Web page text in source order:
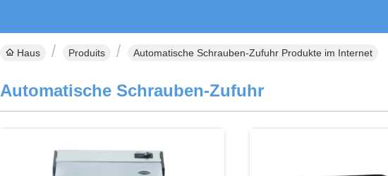
Haus Produits Automatische Schrauben-Zufuhr Produkte im Internet
Automatische Schrauben-Zufuhr